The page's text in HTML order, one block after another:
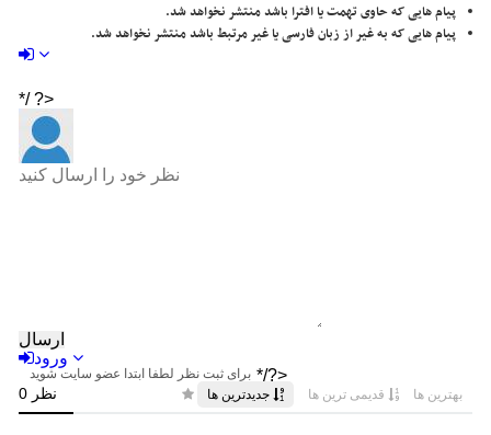
پیام هایی که حاوی تهمت یا افترا باشد منتشر نخواهد شد.
پیام هایی که به غیر از زبان فارسی یا غیر مرتبط باشد منتشر نخواهد شد.